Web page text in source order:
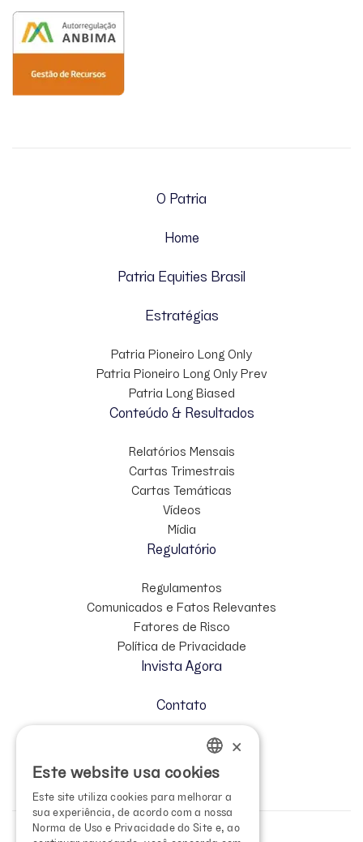
O Patria
Home
Patria Equities Brasil
Estratégias
Patria Pioneiro Long Only
Patria Pioneiro Long Only Prev
Patria Long Biased
Conteúdo & Resultados
Relatórios Mensais
Cartas Trimestrais
Cartas Temáticas
Vídeos
Mídia
Regulatório
Regulamentos
Comunicados e Fatos Relevantes
Fatores de Risco
Política de Privacidade
Invista Agora
Contato
Cadastre-se no Mailing
Relação com Investidores
PORTUGUESE
ENGLISH
×
Este website usa cookies
Este site utiliza cookies para melhorar a
sua experiência, de acordo com a nossa
Norma de Uso e Privacidade do Site e, ao